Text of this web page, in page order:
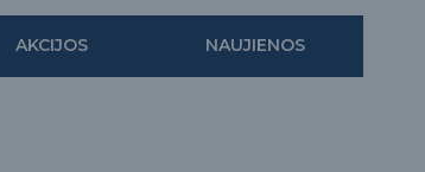
AKCIJOS NAUJIENOS